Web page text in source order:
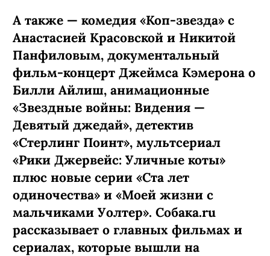
А также — комедия «Коп-звезда» с
Анастасией Красовской и Никитой
Панфиловым, документальный
фильм-концерт Джеймса Кэмерона о
Билли Айлиш, анимационные
«Звездные войны: Видения —
Девятый джедай», детектив
«Стерлинг Поинт», мультсериал
«Рики Джервейс: Уличные коты»
плюс новые серии «Ста лет
одиночества» и «Моей жизни с
мальчиками Уолтер». Собака.ru
рассказывает о главных фильмах и
сериалах, которые вышли на